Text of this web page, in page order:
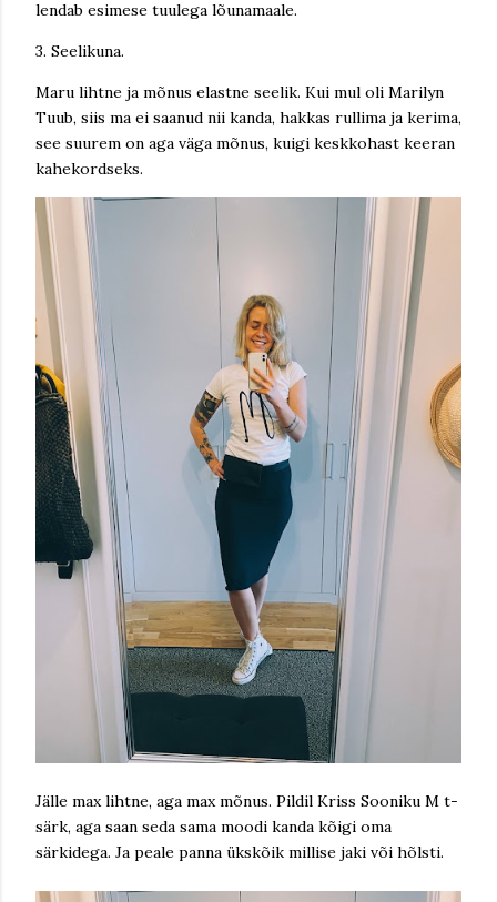
lendab esimese tuulega lõunamaale.
3. Seelikuna.
Maru lihtne ja mõnus elastne seelik. Kui mul oli Marilyn
Tuub, siis ma ei saanud nii kanda, hakkas rullima ja kerima,
see suurem on aga väga mõnus, kuigi keskkohast keeran
kahekordseks.
Jälle max lihtne, aga max mõnus. Pildil Kriss Sooniku M t-
särk, aga saan seda sama moodi kanda kõigi oma
särkidega. Ja peale panna ükskõik millise jaki või hõlsti.